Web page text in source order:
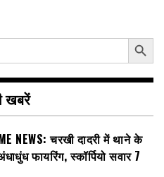
Search Button
खबरें
NEWS: चरखी दादरी में थाने के
फायरिंग, स्कॉर्पियो सवार 7